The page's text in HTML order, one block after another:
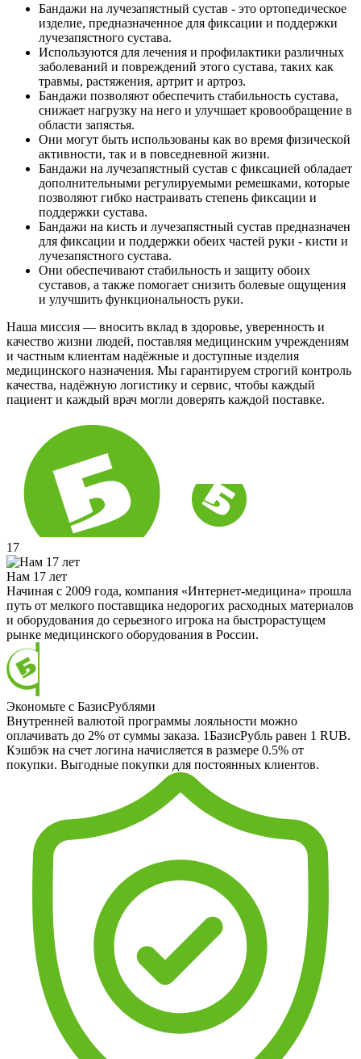
Бандажи на лучезапястный сустав - это ортопедическое
изделие, предназначенное для фиксации и поддержки
лучезапястного сустава.
Используются для лечения и профилактики различных
заболеваний и повреждений этого сустава, таких как
травмы, растяжения, артрит и артроз.
Бандажи позволяют обеспечить стабильность сустава,
снижает нагрузку на него и улучшает кровообращение в
области запястья.
Они могут быть использованы как во время физической
активности, так и в повседневной жизни.
Бандажи на лучезапястный сустав с фиксацией обладает
дополнительными регулируемыми ремешками, которые
позволяют гибко настраивать степень фиксации и
поддержки сустава.
Бандажи на кисть и лучезапястный сустав предназначен
для фиксации и поддержки обеих частей руки - кисти и
лучезапястного сустава.
Они обеспечивают стабильность и защиту обоих
суставов, а также помогает снизить болевые ощущения
и улучшить функциональность руки.
Наша миссия — вносить вклад в здоровье, уверенность и
качество жизни людей, поставляя медицинским учреждениям
и частным клиентам надёжные и доступные изделия
медицинского назначения. Мы гарантируем строгий контроль
качества, надёжную логистику и сервис, чтобы каждый
пациент и каждый врач могли доверять каждой поставке.
17
Нам 17 лет
Начиная с 2009 года, компания «Интернет-медицина» прошла
путь от мелкого поставщика недорогих расходных материалов
и оборудования до серьезного игрока на быстрорастущем
рынке медицинского оборудования в России.
Экономьте с БазисРублями
Внутренней валютой программы лояльности можно
оплачивать до 2% от суммы заказа. 1БазисРубль равен 1 RUB.
Кэшбэк на счет логина начисляется в размере 0.5% от
покупки. Выгодные покупки для постоянных клиентов.